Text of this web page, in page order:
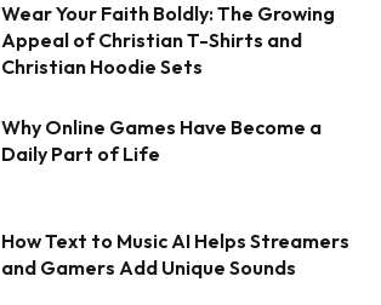
Wear Your Faith Boldly: The Growing
Appeal of Christian T-Shirts and
Christian Hoodie Sets
Why Online Games Have Become a
Daily Part of Life
How Text to Music AI Helps Streamers
and Gamers Add Unique Sounds